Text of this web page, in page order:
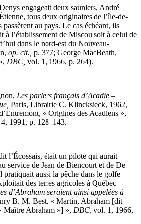
engageait deux sauniers, André
tous deux originaires de l’île-de-
passèrent au pays. Le cas échéant, ils
à l’établissement de Miscou soit à celui de
dans le nord-est du Nouveau-
op. cit., p. 377; George MacBeath,
DBC, vol. 1, 1966, p. 264).
Les parlers français d’Acadie –
Paris, Librairie C. Klincksieck, 1962,
« Origines des Acadiens »,
1991, p. 128–143.
l’Écossais, était un pilote qui aurait
service de Jean de Biencourt et de De
pratiquait aussi la pêche dans le golfe
des terres agricoles à Québec
d’Abraham seraient ainsi appelées à
B. M. Best, « Martin, Abraham [dit
Maître Abraham »] », DBC, vol. 1, 1966,